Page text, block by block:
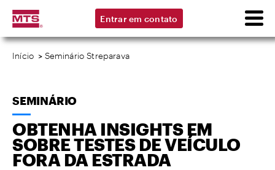
Entrar em contato
Início > Seminário Streparava
SEMINÁRIO
OBTENHA INSIGHTS EM
SOBRE TESTES DE VEÍCULO
FORA DA ESTRADA